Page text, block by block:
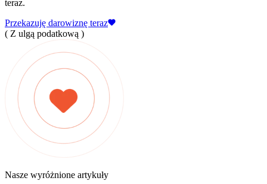
teraz.
Przekazuję darowiznę teraz
( Z ulgą podatkową )
Nasze wyróżnione artykuły